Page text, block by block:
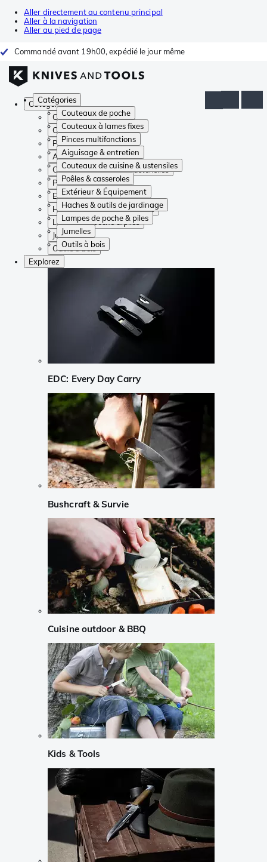
Aller directement au contenu principal
Aller à la navigation
Aller au pied de page
Commandé avant 19h00, expédié le jour même
Catégories
Couteaux de poche
Couteaux à lames fixes
Pinces multifonctions
Aiguisage & entretien
Couteaux de cuisine & ustensiles
Poêles & casseroles
Extérieur & Équipement
Haches & outils de jardinage
Lampes de poche & piles
Jumelles
Outils à bois
Catégories
Couteaux de poche
Couteaux à lames fixes
Pinces multifonctions
Aiguisage & entretien
Couteaux de cuisine & ustensiles
Poêles & casseroles
Extérieur & Équipement
Haches & outils de jardinage
Lampes de poche & piles
Jumelles
Outils à bois
Explorez
EDC: Every Day Carry
Bushcraft & Survie
Cuisine outdoor & BBQ
Kids & Tools